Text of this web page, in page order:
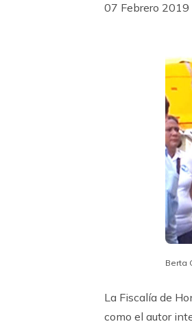
07 Febrero 2019
Berta
La Fiscalía de
como el autor